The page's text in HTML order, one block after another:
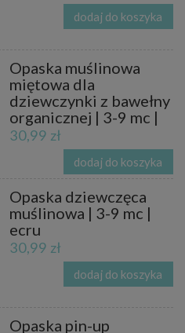
dodaj do koszyka
Opaska muślinowa
miętowa dla
dziewczynki z bawełny
organicznej | 3-9 mc |
30,99 zł
dodaj do koszyka
Opaska dziewczęca
muślinowa | 3-9 mc |
ecru
30,99 zł
dodaj do koszyka
Opaska pin-up